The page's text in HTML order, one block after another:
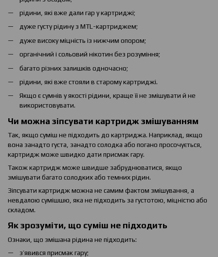
рідини, які вже дали гар у картриджі;
дуже густу рідину з MTL-картриджем;
дуже високу міцність із нижчим опором;
органічний і сольовий нікотин без розуміння;
багато різних залишків одночасно;
рідини, які вже стояли в старому картриджі.
Якщо є сумнів у якості рідини, краще її не змішувати й не
використовувати.
Чи можна зіпсувати картридж змішуванням
Так, якщо суміш не підходить до картриджа. Наприклад, якщо
вона занадто густа, занадто солодка або погано просочується,
картридж може швидко дати присмак гару.
Також картридж може швидше забруднюватися, якщо
змішувати багато солодких або темних рідин.
Зіпсувати картридж можна не самим фактом змішування, а
невдалою сумішшю, яка не підходить за густотою, міцністю або
складом.
Як зрозуміти, що суміш не підходить
Ознаки, що змішана рідина не підходить:
з’явився присмак гару;